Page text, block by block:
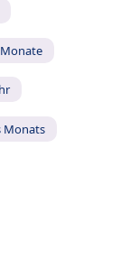
Monats